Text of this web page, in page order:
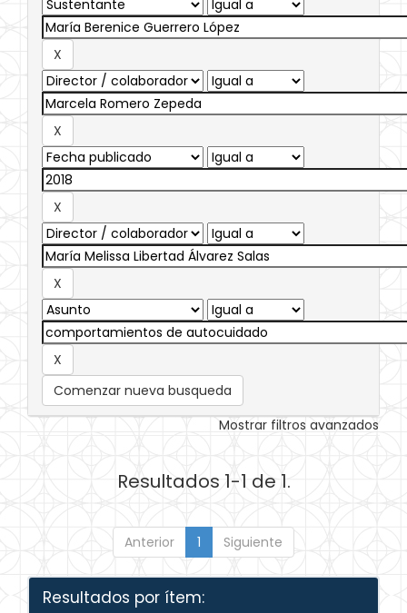
Comenzar nueva busqueda
Mostrar filtros avanzados
Resultados 1-1 de 1.
Anterior 1 Siguiente
Resultados por ítem: